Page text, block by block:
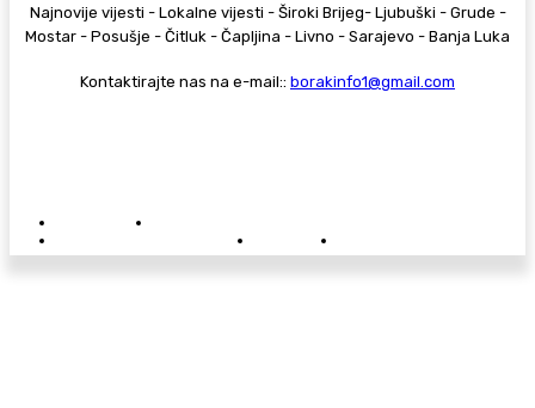
Najnovije vijesti - Lokalne vijesti - Široki Brijeg- Ljubuški - Grude -
Mostar - Posušje - Čitluk - Čapljina - Livno - Sarajevo - Banja Luka
Kontaktirajte nas na e-mail:: borakinfo1@gmail.com